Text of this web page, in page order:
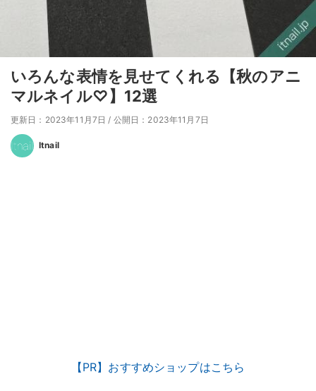
いろんな表情を見せてくれる【秋のアニ
マルネイル♡】12選
更新日：2023年11月7日 / 公開日：2023年11月7日
Itnail
【PR】おすすめショップはこちら